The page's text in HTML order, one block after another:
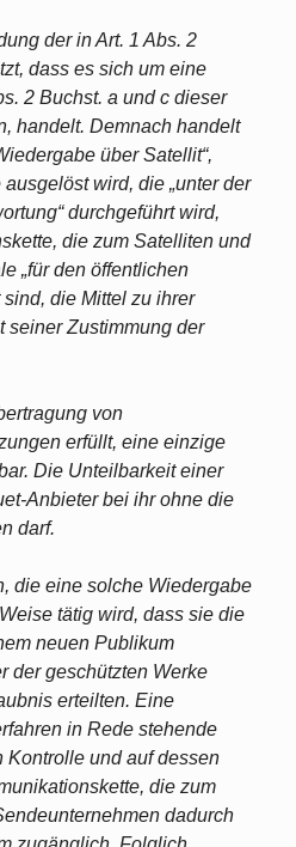
der in Art. 1 Abs. 2
dass es sich um eine
2 Buchst. a und c dieser
handelt. Demnach handelt
über Satellit“,
wird, die „unter der
durchgeführt wird,
die zum Satelliten und
„für den öffentlichen
die Mittel zu ihrer
seiner Zustimmung der
von
erfüllt, eine einzige
Die Unteilbarkeit einer
Anbieter bei ihr ohne die
darf.
die eine solche Wiedergabe
tätig wird, dass sie die
neuen Publikum
der geschützten Werke
erteilten. Eine
in Rede stehende
Kontrolle und auf dessen
die zum
dadurch